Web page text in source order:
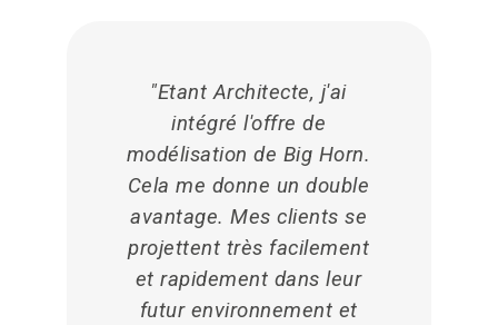
"Etant Architecte, j'ai
intégré l'offre de
modélisation de Big Horn.
Cela me donne un double
avantage. Mes clients se
projettent très facilement
et rapidement dans leur
futur environnement et